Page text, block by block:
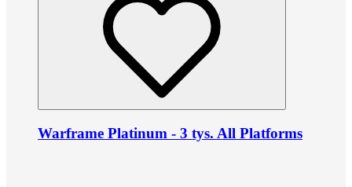
Warframe Platinum - 3 tys. All Platforms